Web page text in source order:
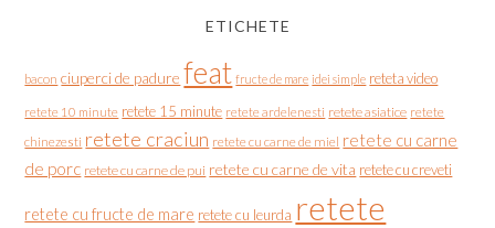
ETICHETE
bacon ciuperci de padure feat fructe de mare idei simple reteta video
retete 10 minute retete 15 minute retete ardelenesti retete asiatice retete
chinezesti retete craciun retete cu carne de miel retete cu carne
de porc retete cu carne de pui retete cu carne de vita retete cu creveti
retete cu fructe de mare retete cu leurda retete